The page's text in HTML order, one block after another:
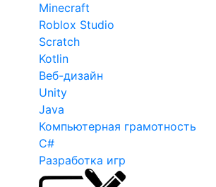
Minecraft
Roblox Studio
Scratch
Kotlin
Веб-дизайн
Unity
Java
Компьютерная грамотность
C#
Разработка игр